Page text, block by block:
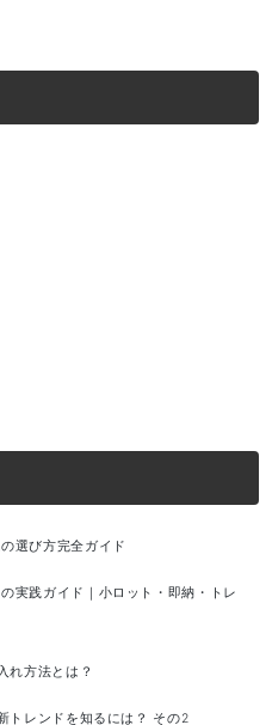
選び方完全ガイド
実践ガイド｜小ロット・即納・トレ
れ方法とは？
トレンドを知るには？ その2